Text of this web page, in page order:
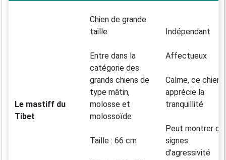
Le mastiff du
Tibet
Chien de grande
taille
Entre dans la
catégorie des
grands chiens de
type mâtin,
molosse et
molossoïde
Taille : 66 cm
Indépendant
Affectueux
Calme, ce chien
apprécie la
tranquillité
Peut montrer
signes
d’agressivité